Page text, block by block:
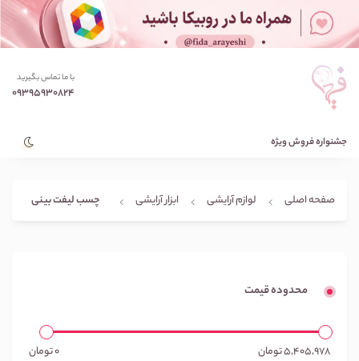
با ما تماس بگیرید
09395930824
جشنواره فروش ویژه
صفحه اصلی لوازم آرایشی ابزار آرایشی چسب لیفت بینی
محدوده قیمت
5,405,978تومان 0تومان